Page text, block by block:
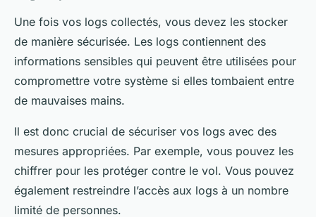
Une fois vos logs collectés, vous devez les stocker
de manière sécurisée. Les logs contiennent des
informations sensibles qui peuvent être utilisées pour
compromettre votre système si elles tombaient entre
de mauvaises mains.
Il est donc crucial de sécuriser vos logs avec des
mesures appropriées. Par exemple, vous pouvez les
chiffrer pour les protéger contre le vol. Vous pouvez
également restreindre l’accès aux logs à un nombre
limité de personnes.